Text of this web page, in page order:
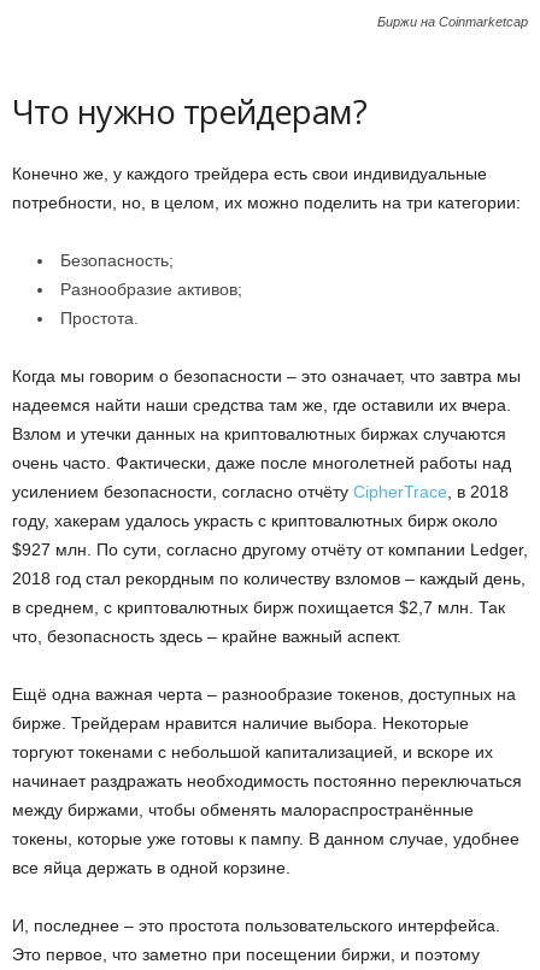
Биржи на Coinmarketcap
Что нужно трейдерам?
Конечно же, у каждого трейдера есть свои индивидуальные
потребности, но, в целом, их можно поделить на три категории:
Безопасность;
Разнообразие активов;
Простота.
Когда мы говорим о безопасности – это означает, что завтра мы
надеемся найти наши средства там же, где оставили их вчера.
Взлом и утечки данных на криптовалютных биржах случаются
очень часто. Фактически, даже после многолетней работы над
усилением безопасности, согласно отчёту CipherTrace , в 2018
году, хакерам удалось украсть с криптовалютных бирж около
$927 млн. По сути, согласно другому отчёту от компании Ledger,
2018 год стал рекордным по количеству взломов – каждый день,
в среднем, с криптовалютных бирж похищается $2,7 млн. Так
что, безопасность здесь – крайне важный аспект.
Ещё одна важная черта – разнообразие токенов, доступных на
бирже. Трейдерам нравится наличие выбора. Некоторые
торгуют токенами с небольшой капитализацией, и вскоре их
начинает раздражать необходимость постоянно переключаться
между биржами, чтобы обменять малораспространённые
токены, которые уже готовы к пампу. В данном случае, удобнее
все яйца держать в одной корзине.
И, последнее – это простота пользовательского интерфейса.
Это первое, что заметно при посещении биржи, и поэтому